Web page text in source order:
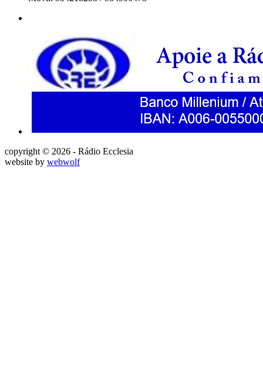
copyright © 2026 - Rádio Ecclesia
website by webwolf